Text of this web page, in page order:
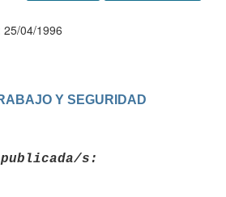
25/04/1996
Y SEGURIDAD
s: